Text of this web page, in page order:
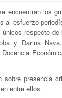
encuentran los
al esfuerzo
respecto
y Darina
presencia
entre ellos.